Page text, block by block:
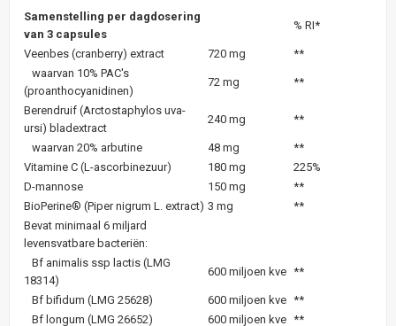
Samenstelling per dagdosering
van 3 capsules
% RI*
Veenbes (cranberry) extract 720 mg
**
waarvan 10% PAC's
(proanthocyanidinen)
72 mg **
Berendruif (Arctostaphylos uva-
ursi) bladextract
240 mg **
waarvan 20% arbutine 48 mg
**
Vitamine C (L-ascorbinezuur)
180 mg
225%
D-mannose
150 mg
**
BioPerine® (Piper nigrum L. extract) 3 mg
**
Bevat minimaal 6 miljard
levensvatbare bacteriën:
Bf animalis ssp lactis (LMG
18314)
600 miljoen kve **
Bf bifidum (LMG 25628) 600 miljoen kve **
Bf longum (LMG 26652)
600 miljoen kve **